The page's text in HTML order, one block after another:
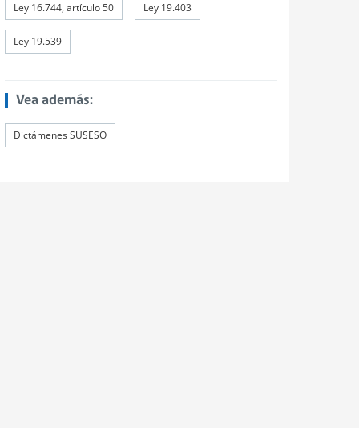
Ley 16.744, artículo 50 Ley 19.403
Ley 19.539
Vea además:
Dictámenes SUSESO